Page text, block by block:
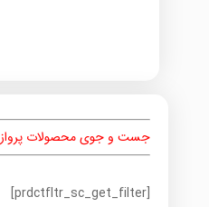
جست و جوی محصولات پرواز
[prdctfltr_sc_get_filter]